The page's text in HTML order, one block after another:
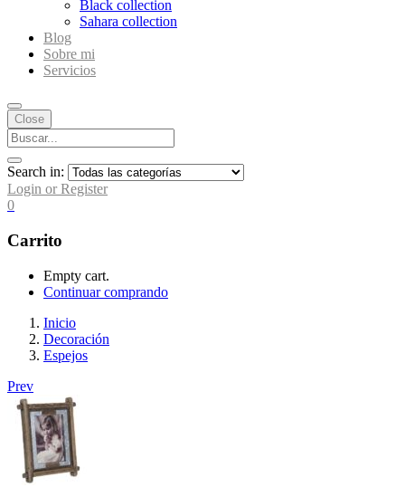
Black collection
Sahara collection
Blog
Sobre mi
Servicios
Close
Search in:
Login or Register
0
Carrito
Empty cart.
Continuar comprando
Inicio
Decoración
Espejos
Prev